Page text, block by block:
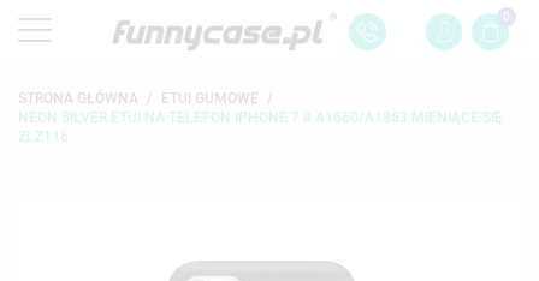
0
STRONA GŁÓWNA
ETUI GUMOWE
NEON SILVER ETUI NA TELEFON IPHONE 7 8 A1660/A1863 MIENIĄCE SIĘ
ZLZ116